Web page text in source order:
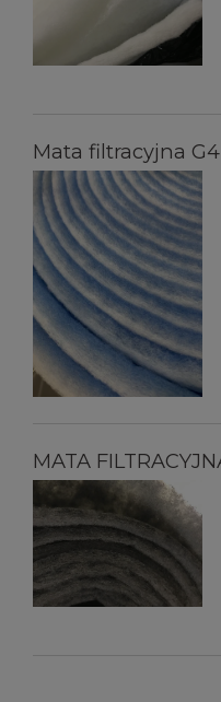
Mata filtracyjna G4
MATA